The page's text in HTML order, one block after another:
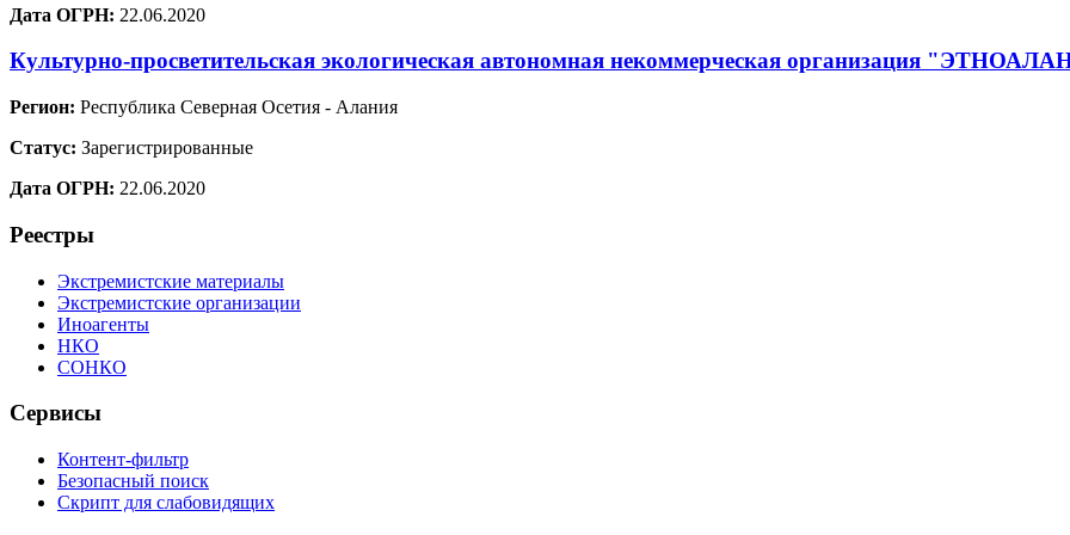
Дата ОГРН: 22.06.2020
Культурно-просветительская экологическая автономная некоммерческая организация
Регион: Республика Северная Осетия - Алания
Статус: Зарегистрированные
Дата ОГРН: 22.06.2020
Реестры
Экстремистские материалы
Экстремистские организации
Иноагенты
НКО
СОНКО
Сервисы
Контент-фильтр
Безопасный поиск
Скрипт для слабовидящих